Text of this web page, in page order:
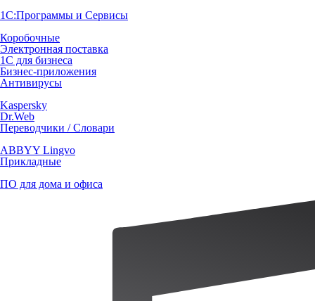
1С:Программы и Сервисы
Коробочные
Электронная поставка
1С для бизнеса
Бизнес-приложения
Антивирусы
Kaspersky
Dr.Web
Переводчики / Словари
ABBYY Lingvo
Прикладные
ПО для дома и офиса